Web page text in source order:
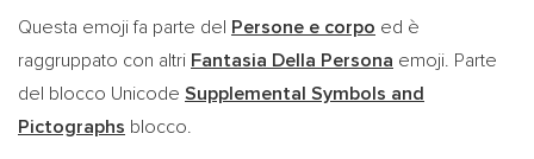
Questa emoji fa parte del Persone e corpo ed è
raggruppato con altri Fantasia Della Persona emoji. Parte
del blocco Unicode Supplemental Symbols and
Pictographs blocco.